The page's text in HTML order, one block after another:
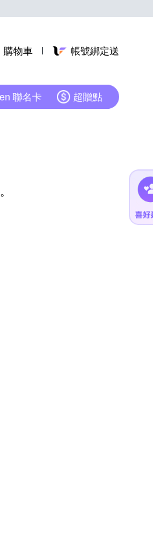
購物車 帳號綁定送
聯名卡 超贈點